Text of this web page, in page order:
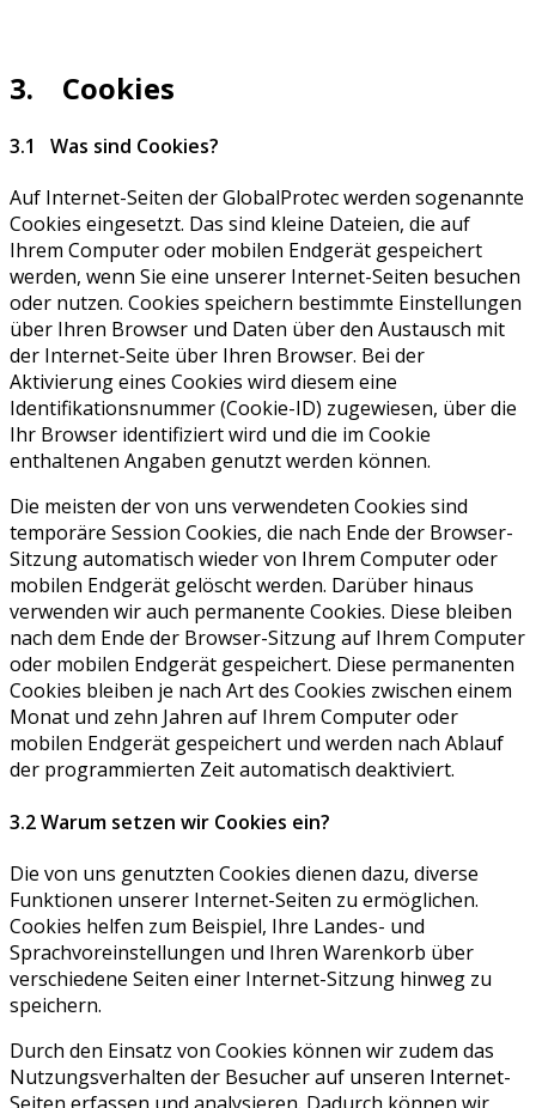
3. Cookies
3.1 Was sind Cookies?
Auf Internet-Seiten der GlobalProtec werden sogenannte
Cookies eingesetzt. Das sind kleine Dateien, die auf
Ihrem Computer oder mobilen Endgerät gespeichert
werden, wenn Sie eine unserer Internet-Seiten besuchen
oder nutzen. Cookies speichern bestimmte Einstellungen
über Ihren Browser und Daten über den Austausch mit
der Internet-Seite über Ihren Browser. Bei der
Aktivierung eines Cookies wird diesem eine
Identifikationsnummer (Cookie-ID) zugewiesen, über die
Ihr Browser identifiziert wird und die im Cookie
enthaltenen Angaben genutzt werden können.
Die meisten der von uns verwendeten Cookies sind
temporäre Session Cookies, die nach Ende der Browser-
Sitzung automatisch wieder von Ihrem Computer oder
mobilen Endgerät gelöscht werden. Darüber hinaus
verwenden wir auch permanente Cookies. Diese bleiben
nach dem Ende der Browser-Sitzung auf Ihrem Computer
oder mobilen Endgerät gespeichert. Diese permanenten
Cookies bleiben je nach Art des Cookies zwischen einem
Monat und zehn Jahren auf Ihrem Computer oder
mobilen Endgerät gespeichert und werden nach Ablauf
der programmierten Zeit automatisch deaktiviert.
3.2 Warum setzen wir Cookies ein?
Die von uns genutzten Cookies dienen dazu, diverse
Funktionen unserer Internet-Seiten zu ermöglichen.
Cookies helfen zum Beispiel, Ihre Landes- und
Sprachvoreinstellungen und Ihren Warenkorb über
verschiedene Seiten einer Internet-Sitzung hinweg zu
speichern.
Durch den Einsatz von Cookies können wir zudem das
Nutzungsverhalten der Besucher auf unseren Internet-